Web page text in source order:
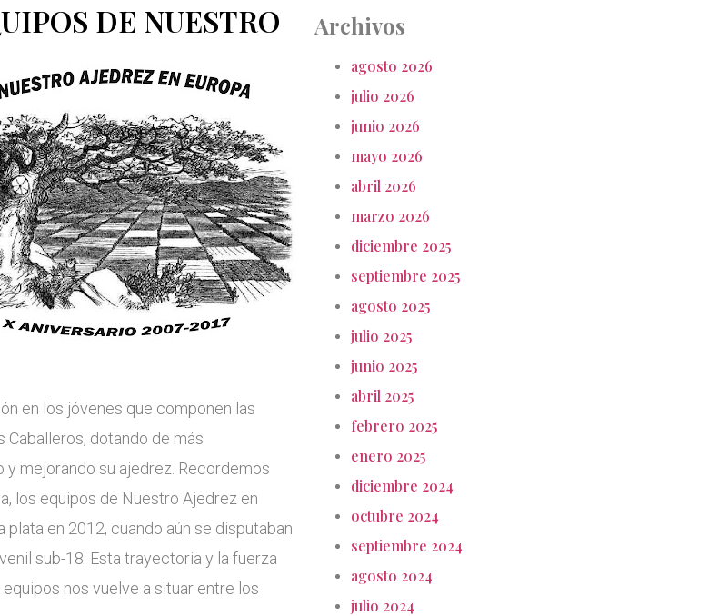
DE NUESTRO
en los jóvenes que componen las
Caballeros, dotando de más
mejorando su ajedrez. Recordemos
los equipos de Nuestro Ajedrez en
en 2012, cuando aún se disputaban
sub-18. Esta trayectoria y la fuerza
nos vuelve a situar entre los
Archivos
agosto 2026
julio 2026
junio 2026
mayo 2026
abril 2026
marzo 2026
diciembre 2025
septiembre 2025
agosto 2025
julio 2025
junio 2025
abril 2025
febrero 2025
enero 2025
diciembre 2024
octubre 2024
septiembre 2024
agosto 2024
julio 2024